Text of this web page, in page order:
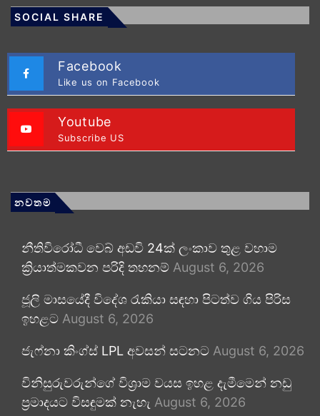
SOCIAL SHARE
Facebook
Like us on Facebook
Youtube
Subscribe US
නවතම
නීතිවිරෝධී වෙබ් අඩවි 24ක් ලංකාව තුළ වහාම
ක්‍රියාත්මකවන පරිදි තහනම් August 6, 2026
ජූලි මාසයේදී විදේශ රැකියා සඳහා පිටත්ව ගිය පිරිස
ඉහළට August 6, 2026
ජැෆ්නා කිංග්ස් LPL අවසන් සටනට August 6, 2026
විනිසුරුවරුන්ගේ විශ්‍රාම වයස ඉහළ දැමීමෙන් නඩු
ප්‍රමාදයට විසඳුමක් නැහැ August 6, 2026